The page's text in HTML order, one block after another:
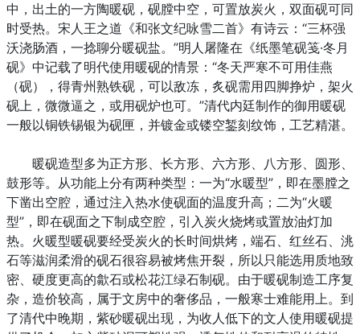
中，出土的一方陶暖砚，砚膛中空，可置放炭火，双面砚可同
时受热。宋人王之道《和张文纪咏雪二首》有诗云：“三杯强
沃浇肠酒，一捻聊分暖砚盐。”明人屠隆在《纸墨笔砚笺·冬月
砚》中记载了明代使用暖砚的情景：“冬天严寒不可用佳燕
（砚），得青州熟铁砚，可以敌冻，炙砚需用四脚挣炉，架火
砚上，微微逼之，或用砚炉也可。”清代内廷制作的御用暖砚
一般以铜铁锡银为砚匣，并镀金或镂空錾刻纹饰，工艺精湛。
暖砚造型多为正方形、长方形、六方形、八方形、圆形、
鼓形等。从功能上分有两种类型：一为“水暖型”，即在墨膛之
下凿出空腔，通过注入热水使砚面的温度升高；二为“火暖
型”，即在砚面之下制成空腔，引入炭火烧烤或置放油灯加
热。火暖型暖砚要经受炭火的长时间烘烤，端石、红丝石、洮
石等滋润柔滑的砚石很容易被烤焦开裂，所以只能选用质地致
密、硬度更高的歙石或松花江绿石制砚。由于暖砚制造工序复
杂，造价较高，属于文房中的奢侈品，一般寒士难能用上。到
了清代中晚期，紫砂暖砚出现，为收人低下的文人使用暖砚提